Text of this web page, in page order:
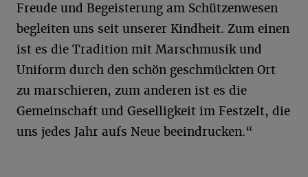
Freude und Begeisterung am Schützenwesen
begleiten uns seit unserer Kindheit. Zum einen
ist es die Tradition mit Marschmusik und
Uniform durch den schön geschmückten Ort
zu marschieren, zum anderen ist es die
Gemeinschaft und Geselligkeit im Festzelt, die
uns jedes Jahr aufs Neue beeindrucken.“